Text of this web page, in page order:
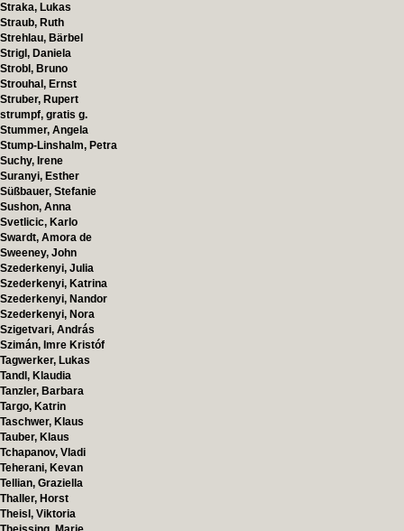
Straka, Lukas
Straub, Ruth
Strehlau, Bärbel
Strigl, Daniela
Strobl, Bruno
Strouhal, Ernst
Struber, Rupert
strumpf, gratis g.
Stummer, Angela
Stump-Linshalm, Petra
Suchy, Irene
Suranyi, Esther
Süßbauer, Stefanie
Sushon, Anna
Svetlicic, Karlo
Swardt, Amora de
Sweeney, John
Szederkenyi, Julia
Szederkenyi, Katrina
Szederkenyi, Nandor
Szederkenyi, Nora
Szigetvari, András
Szimán, Imre Kristóf
Tagwerker, Lukas
Tandl, Klaudia
Tanzler, Barbara
Targo, Katrin
Taschwer, Klaus
Tauber, Klaus
Tchapanov, Vladi
Teherani, Kevan
Tellian, Graziella
Thaller, Horst
Theisl, Viktoria